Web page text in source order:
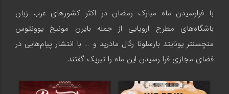
با فرارسیدن ماه مبارک رمضان در اکثر کشورهای عرب زبان
باشگاه‌های مطرح اروپایی از جمله بایرن مونیخ یوونتوس
منچسنتر یونایتد بارسلونا رئال مادرید و … با انتشار پیام‌هایی در
فضای مجازی فرا رسیدن این ماه را تبریک گفتند.